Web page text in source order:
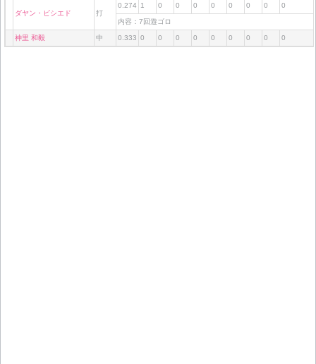
ダヤン・ビシエド 打
0.274 1 0 0 0 0 0 0 0 0
内容：7回遊ゴロ
神里 和毅 中 0.333 0 0 0 0 0 0 0 0 0